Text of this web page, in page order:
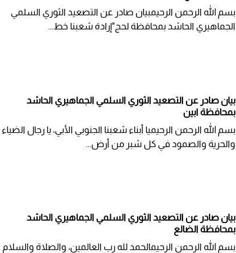
بسم الله الرحمن الرحيمبيان صادر عن التصعيد الثوري السلمي
الجماهيري الحاشد بمحافظة لحج"إرادة شعبنا خط...
بيان صادر عن التصعيد الثوري السلمي الجماهيري الحاشد
بمحافظة ابين
بسم الله الرحمن الرحيم​يا أبناء شعبنا الجنوبي الأبي، يا رجال الضياء
والحرية والصمود في كل شبر من أرض...
بيان صادر عن التصعيد الثوري السلمي الجماهيري الحاشد
بمحافظة الضالع
بسم الله الرحمن الرحيمالحمد لله رب العالمين، والصلاة والسلام